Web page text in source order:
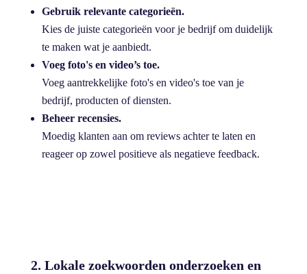
Gebruik relevante categorieën.
Kies de juiste categorieën voor je bedrijf om duidelijk
te maken wat je aanbiedt.
Voeg foto's en video’s toe.
Voeg aantrekkelijke foto's en video's toe van je
bedrijf, producten of diensten.
Beheer recensies.
Moedig klanten aan om reviews achter te laten en
reageer op zowel positieve als negatieve feedback.
2. Lokale zoekwoorden onderzoeken en